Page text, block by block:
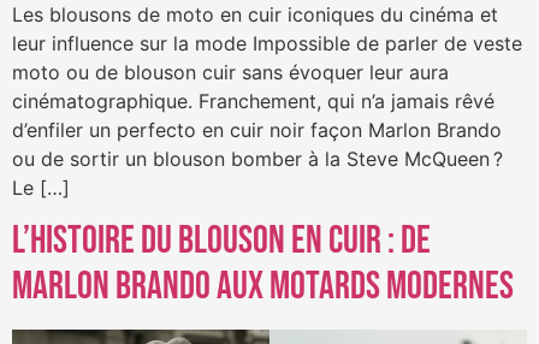
Les blousons de moto en cuir iconiques du cinéma et
leur influence sur la mode Impossible de parler de veste
moto ou de blouson cuir sans évoquer leur aura
cinématographique. Franchement, qui n’a jamais rêvé
d’enfiler un perfecto en cuir noir façon Marlon Brando
ou de sortir un blouson bomber à la Steve McQueen ?
Le […]
L’histoire du blouson en cuir : de
Marlon Brando aux motards modernes